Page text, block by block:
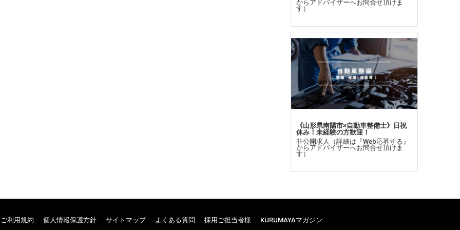
からアドバイザーへお問合せ頂けま
す）
《山形県南陽市×自動車整備士》日祝
休み！未経験の方歓迎！
非公開求人（詳細は『Web応募する』
からアドバイザーへお問合せ頂けま
す）
ご利用規約 個人情報保護方針 サイトマップ よくある質問 採用ご担当者様 KURUMAYAマガジン